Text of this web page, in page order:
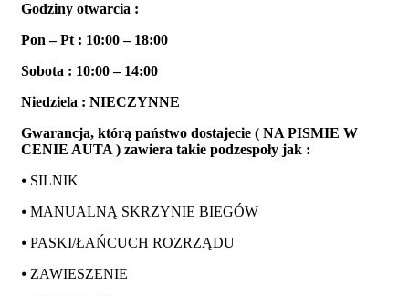
Godziny otwarcia :
Pon – Pt : 10:00 – 18:00
Sobota : 10:00 – 14:00
Niedziela : NIECZYNNE
Gwarancja, którą państwo dostajecie ( NA PISMIE W
CENIE AUTA ) zawiera takie podzespoły jak :
⦁ SILNIK
⦁ MANUALNĄ SKRZYNIE BIEGÓW
⦁ PASKI/ŁAŃCUCH ROZRZĄDU
⦁ ZAWIESZENIE